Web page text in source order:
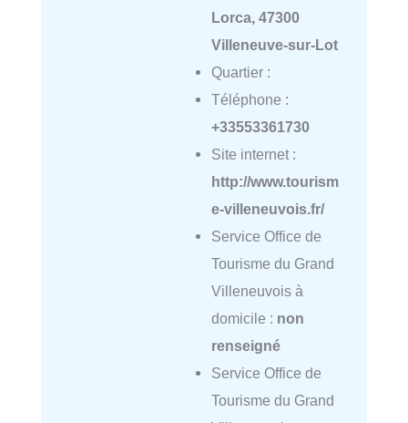
Lorca, 47300
Villeneuve-sur-Lot
Quartier :
Téléphone :
+33553361730
Site internet :
http://www.tourism
e-villeneuvois.fr/
Service Office de
Tourisme du Grand
Villeneuvois à
domicile : non
renseigné
Service Office de
Tourisme du Grand